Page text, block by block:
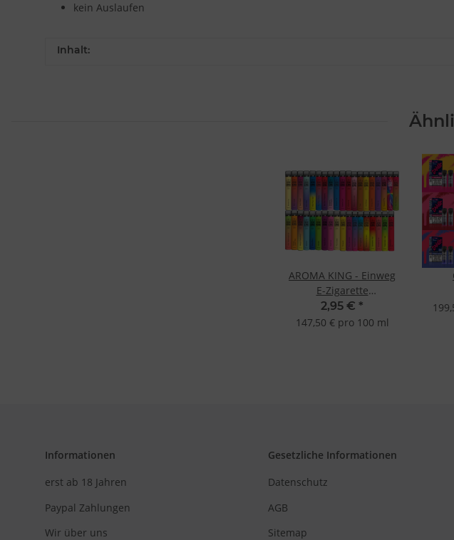
kein Auslaufen
Inhalt:
AROMA KING - Einweg
E-Zigarette
SONDERPREIS kurzer
MHD
2,95 € *
147,50 € pro 100 ml
Informationen
erst ab 18 Jahren
Paypal Zahlungen
Wir über uns
Gesetzliche Informationen
Datenschutz
AGB
Sitemap